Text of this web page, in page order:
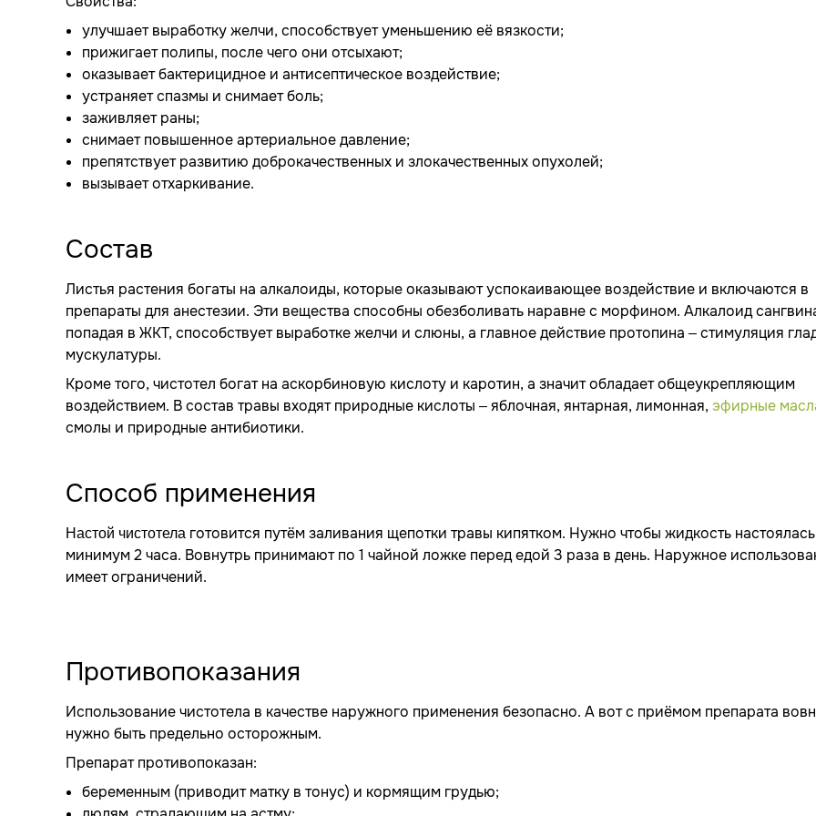
улучшает выработку желчи, способствует уменьшению её вязкости;
прижигает полипы, после чего они отсыхают;
оказывает бактерицидное и антисептическое воздействие;
устраняет спазмы и снимает боль;
заживляет раны;
снимает повышенное артериальное давление;
препятствует развитию доброкачественных и злокачественных опухолей;
вызывает отхаркивание.
Состав
Листья растения богаты на алкалоиды, которые оказывают успокаивающее воздействие и включаются в
препараты для анестезии. Эти вещества способны обезболивать наравне с морфином. Алкалоид
попадая в ЖКТ, способствует выработке желчи и слюны, а главное действие протопина – стимуляция
мускулатуры.
Кроме того, чистотел богат на аскорбиновую кислоту и каротин, а значит обладает общеукрепляющим
воздействием. В состав травы входят природные кислоты – яблочная, янтарная, лимонная, эфирные
смолы и природные антибиотики.
Способ применения
Настой чистотела готовится путём заливания щепотки травы кипятком. Нужно чтобы жидкость
минимум 2 часа. Вовнутрь принимают по 1 чайной ложке перед едой 3 раза в день. Наружное
имеет ограничений.
Противопоказания
Использование чистотела в качестве наружного применения безопасно. А вот с приёмом препарата
нужно быть предельно осторожным.
Препарат противопоказан:
беременным (приводит матку в тонус) и кормящим грудью;